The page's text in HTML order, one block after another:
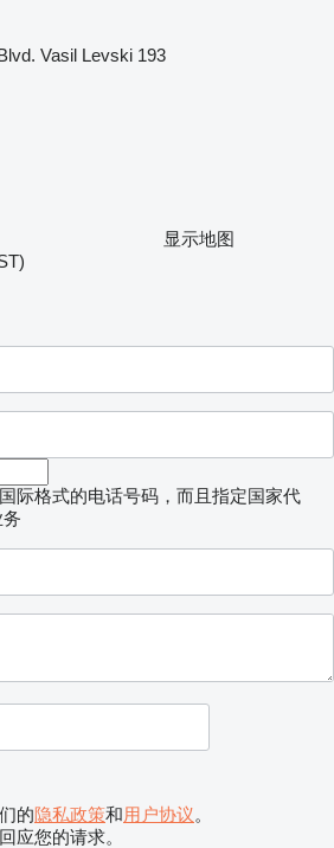
Vasil Levski 193
显示地图
际格式的电话号码，而且指定国家代
的隐私政策和用户协议。
应您的请求。